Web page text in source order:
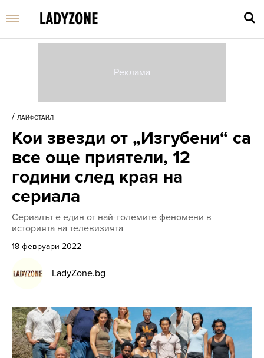
и
/ ЛАЙФСТАЙЛ
Кои звезди от „Изгубени“ са
все още приятели, 12
години след края на
сериала
Сериалът е един от най-големите феномени в
историята на телевизията
18 февруари 2022
LadyZone.bg